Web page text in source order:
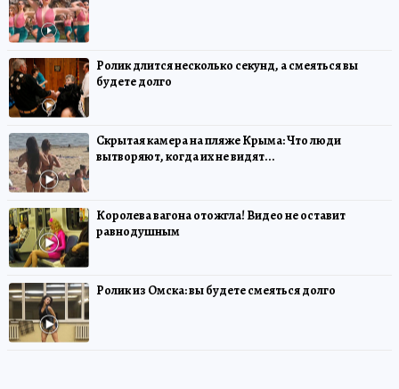
Ролик длится несколько секунд, а смеяться вы
будете долго
Скрытая камера на пляже Крыма: Что люди
вытворяют, когда их не видят...
Королева вагона отожгла! Видео не оставит
равнодушным
Ролик из Омска: вы будете смеяться долго